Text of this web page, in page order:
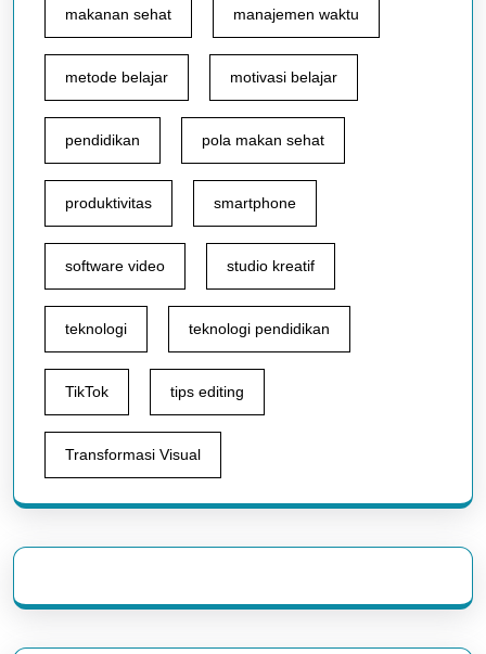
makanan sehat manajemen waktu
metode belajar motivasi belajar
pendidikan pola makan sehat
produktivitas smartphone
software video studio kreatif
teknologi teknologi pendidikan
TikTok tips editing
Transformasi Visual